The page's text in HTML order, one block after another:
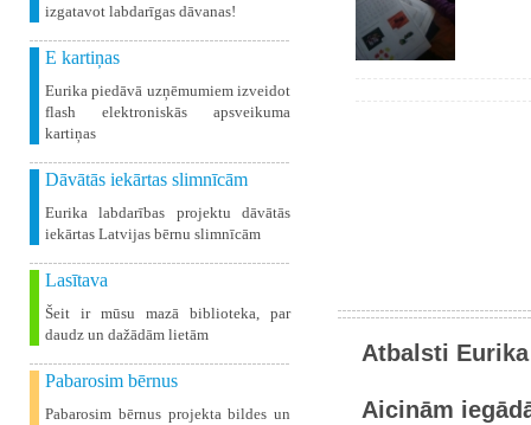
izgatavot labdarīgas dāvanas!
E kartiņas
Eurika piedāvā uzņēmumiem izveidot
flash elektroniskās apsveikuma
kartiņas
Dāvātās iekārtas slimnīcām
Eurika labdarības projektu dāvātās
iekārtas Latvijas bērnu slimnīcām
Lasītava
Šeit ir mūsu mazā biblioteka, par
daudz un dažādām lietām
Pabarosim bērnus
Pabarosim bērnus projekta bildes un
Atbalsti
Aicinām